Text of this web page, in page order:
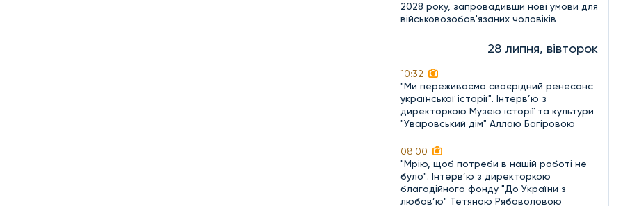
2028 року, запровадивши нові умови для
військовозобов'язаних чоловіків
28 липня, вівторок
10:32
"Ми переживаємо своєрідний ренесанс
української історії". Інтерв’ю з
директоркою Музею історії та культури
"Уваровський дім" Аллою Багіровою
08:00
"Мрію, щоб потреби в нашій роботі не
було". Інтерв’ю з директоркою
благодійного фонду "До України з
любов’ю" Тетяною Рябоволовою